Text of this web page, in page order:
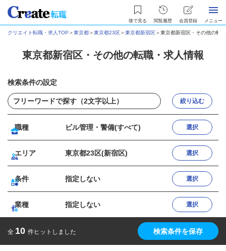
後で見る 閲覧履歴 会員登録 メニュー
クリエイト転職・求人TOP ＞東京都＞東京都23区＞東京都新宿区＞東京都新宿区・その他の転
東京都新宿区・その他の転職・求人情報
検索条件の設定
絞り込む
職種 ビル管理・警備(すべて) 選択
エリア 東京都23区(新宿区) 選択
条件 指定しない 選択
業種 指定しない 選択
全 10 件ヒットしました 検索条件を保存